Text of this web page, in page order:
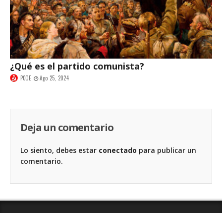
¿Qué es el partido comunista?
PCOE Ago 25, 2024
Deja un comentario
Lo siento, debes estar conectado para publicar un
comentario.